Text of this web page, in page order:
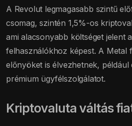
A Revolut legmagasabb szintű
csomag, szintén 1,5%-os
ami alacsonyabb költséget jelent
felhasználókhoz képest. A Metal
előnyöket is élvezhetnek, például
prémium ügyfélszolgálatot.
Kriptovaluta váltás